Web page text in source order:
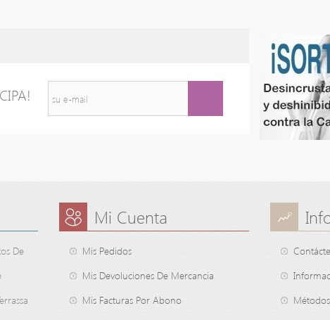
De
Mi Cuenta
Mis Pedidos
Mis Devoluciones De Mercancia
Mis Facturas Por Abono